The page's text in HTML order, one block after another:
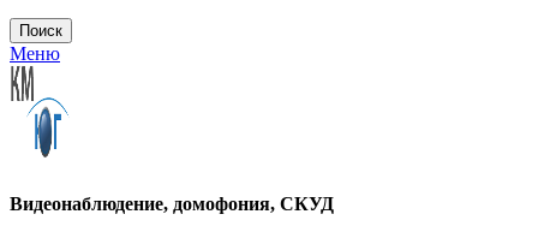
Поиск
Меню
Видеонаблюдение, домофония, СКУД